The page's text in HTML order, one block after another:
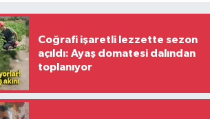
Coğrafi işaretli lezzette sezon
açıldı: Ayaş domatesi dalından
toplanıyor